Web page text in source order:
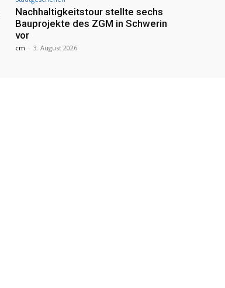
Nachhaltigkeitstour stellte sechs
Bauprojekte des ZGM in Schwerin
vor
cm - 3. August 2026